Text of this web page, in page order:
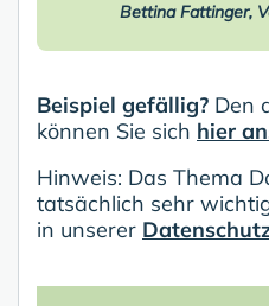
Bettina Fattinger,
Beispiel gefällig? Den
können Sie sich hier
Hinweis: Das Thema
tatsächlich sehr
in unserer